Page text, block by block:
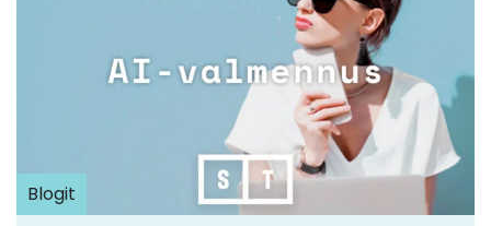
Blogit